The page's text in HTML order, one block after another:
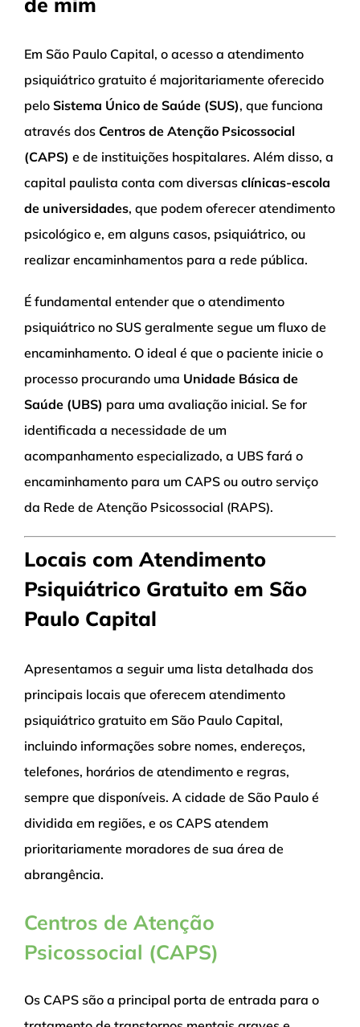
Em São Paulo Capital, o acesso a atendimento
psiquiátrico gratuito é majoritariamente oferecido
pelo Sistema Único de Saúde (SUS), que funciona
através dos Centros de Atenção Psicossocial
(CAPS) e de instituições hospitalares. Além disso, a
capital paulista conta com diversas clínicas-escola
de universidades, que podem oferecer atendimento
psicológico e, em alguns casos, psiquiátrico, ou
realizar encaminhamentos para a rede pública.
É fundamental entender que o atendimento
psiquiátrico no SUS geralmente segue um fluxo de
encaminhamento. O ideal é que o paciente inicie o
processo procurando uma Unidade Básica de
Saúde (UBS) para uma avaliação inicial. Se for
identificada a necessidade de um
acompanhamento especializado, a UBS fará o
encaminhamento para um CAPS ou outro serviço
da Rede de Atenção Psicossocial (RAPS).
Locais com Atendimento
Psiquiátrico Gratuito em São
Paulo Capital
Apresentamos a seguir uma lista detalhada dos
principais locais que oferecem atendimento
psiquiátrico gratuito em São Paulo Capital,
incluindo informações sobre nomes, endereços,
telefones, horários de atendimento e regras,
sempre que disponíveis. A cidade de São Paulo é
dividida em regiões, e os CAPS atendem
prioritariamente moradores de sua área de
abrangência.
Centros de Atenção
Psicossocial (CAPS)
Os CAPS são a principal porta de entrada para o